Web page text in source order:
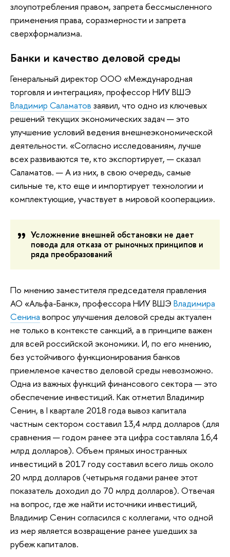
злоупотребления правом, запрета бессмысленного
применения права, соразмерности и запрета
сверхформализма.
Банки и качество деловой среды
Генеральный директор ООО «Международная
торговля и интеграция», профессор НИУ ВШЭ
Владимир Саламатов заявил, что одно из ключевых
решений текущих экономических задач — это
улучшение условий ведения внешнеэкономической
деятельности. «Согласно исследованиям, лучше
всех развиваются те, кто экспортирует, — сказал
Саламатов. — А из них, в свою очередь, самые
сильные те, кто еще и импортирует технологии и
комплектующие, участвует в мировой кооперации».
Усложнение внешней обстановки не дает
повода для отказа от рыночных принципов и
ряда преобразований
По мнению заместителя председателя правления
АО «Альфа-Банк», профессора НИУ ВШЭ Владимира
Сенина вопрос улучшения деловой среды актуален
не только в контексте санкций, а в принципе важен
для всей российской экономики. И, по его мнению,
без устойчивого функционирования банков
приемлемое качество деловой среды невозможно.
Одна из важных функций финансового сектора — это
обеспечение инвестиций. Как отметил Владимир
Сенин, в I квартале 2018 года вывоз капитала
частным сектором составил 13,4 млрд долларов (для
сравнения — годом ранее эта цифра составляла 16,4
млрд долларов). Объем прямых иностранных
инвестиций в 2017 году составил всего лишь около
20 млрд долларов (четырьмя годами ранее этот
показатель доходил до 70 млрд долларов). Отвечая
на вопрос, где же найти источники инвестиций,
Владимир Сенин согласился с коллегами, что одной
из мер является возвращение ранее ушедших за
рубеж капиталов.